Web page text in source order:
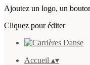
Ajoutez un logo, un
Cliquez pour éditer
Accueil ▴▾